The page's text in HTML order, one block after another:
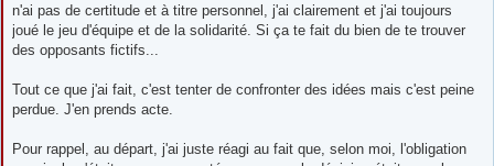
n'ai pas de certitude et à titre personnel, j'ai clairement et j'ai toujours
joué le jeu d'équipe et de la solidarité. Si ça te fait du bien de te trouver
des opposants fictifs...
Tout ce que j'ai fait, c'est tenter de confronter des idées mais c'est peine
perdue. J'en prends acte.
Pour rappel, au départ, j'ai juste réagi au fait que, selon moi, l'obligation